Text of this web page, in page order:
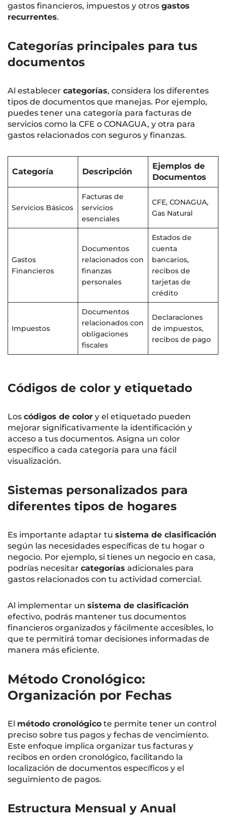
gastos financieros, impuestos y otros gastos
recurrentes.
Categorías principales para tus
documentos
Al establecer categorías, considera los diferentes
tipos de documentos que manejas. Por ejemplo,
puedes tener una categoría para facturas de
servicios como la CFE o CONAGUA, y otra para
gastos relacionados con seguros y finanzas.
Categoría Descripción
Ejemplos de
Documentos
Servicios Básicos
Facturas de
servicios
esenciales
CFE, CONAGUA,
Gas Natural
Gastos
Financieros
Documentos
relacionados con
finanzas
personales
Estados de
cuenta
bancarios,
recibos de
tarjetas de
crédito
Impuestos
Documentos
relacionados con
obligaciones
fiscales
Declaraciones
de impuestos,
recibos de pago
Códigos de color y etiquetado
Los códigos de color y el etiquetado pueden
mejorar significativamente la identificación y
acceso a tus documentos. Asigna un color
específico a cada categoría para una fácil
visualización.
Sistemas personalizados para
diferentes tipos de hogares
Es importante adaptar tu sistema de clasificación
según las necesidades específicas de tu hogar o
negocio. Por ejemplo, si tienes un negocio en casa,
podrías necesitar categorías adicionales para
gastos relacionados con tu actividad comercial.
Al implementar un sistema de clasificación
efectivo, podrás mantener tus documentos
financieros organizados y fácilmente accesibles, lo
que te permitirá tomar decisiones informadas de
manera más eficiente.
Método Cronológico:
Organización por Fechas
El método cronológico te permite tener un control
preciso sobre tus pagos y fechas de vencimiento.
Este enfoque implica organizar tus facturas y
recibos en orden cronológico, facilitando la
localización de documentos específicos y el
seguimiento de pagos.
Estructura Mensual y Anual